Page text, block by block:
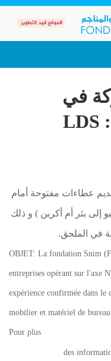
في
عروض تسعرة رقم: LDS
عطاءات مفتوحة أمام
إلى بئر أم أكرين ) و ذلك
في الملحق.
OBJET: La fondation Snim
entreprises opérant sur l'axe
expérience confirmée dans
mobilier et matériel de
لمزيد من المعلومات اضغطوا Pour plus
des